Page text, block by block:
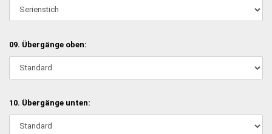
09. Übergänge oben:
10. Übergänge unten: